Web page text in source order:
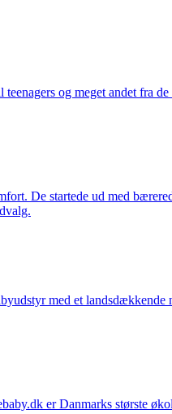
og meget andet fra
De startede ud med
med et
er Danmarks største